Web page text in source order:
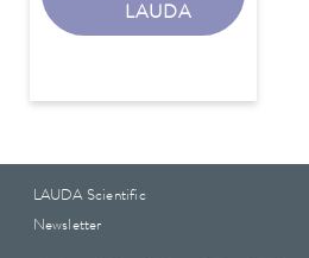
LAUDA
LAUDA Scientific
Newsletter